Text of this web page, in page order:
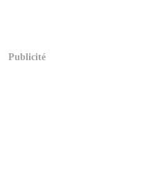
Publicité